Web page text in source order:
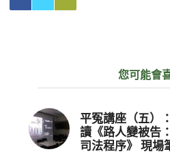
您可能會
平冤講座（五）
讀《路人變被告
司法程序》 現場